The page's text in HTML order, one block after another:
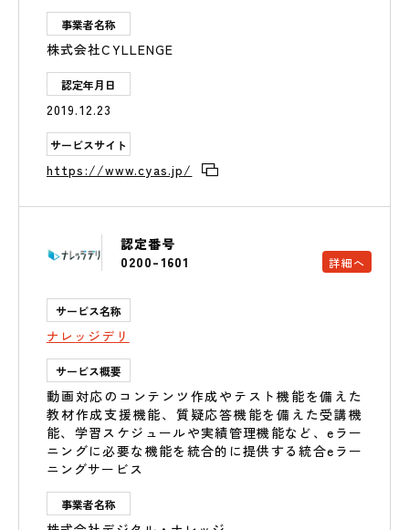
事業者名称
株式会社CYLLENGE
認定年月日
2019.12.23
サービスサイト
https://www.cyas.jp/
認定番号
0200-1601
サービス名称
ナレッジデリ
サービス概要
動画対応のコンテンツ作成やテスト機能を備えた
教材作成支援機能、質疑応答機能を備えた受講機
能、学習スケジュールや実績管理機能など、eラー
ニングに必要な機能を統合的に提供する統合eラー
ニングサービス
事業者名称
詳細へ